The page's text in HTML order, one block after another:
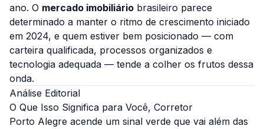
ano. O mercado imobiliário brasileiro parece
determinado a manter o ritmo de crescimento iniciado
em 2024, e quem estiver bem posicionado — com
carteira qualificada, processos organizados e
tecnologia adequada — tende a colher os frutos dessa
onda.
Análise Editorial
O Que Isso Significa para Você, Corretor
Porto Alegre acende um sinal verde que vai além das